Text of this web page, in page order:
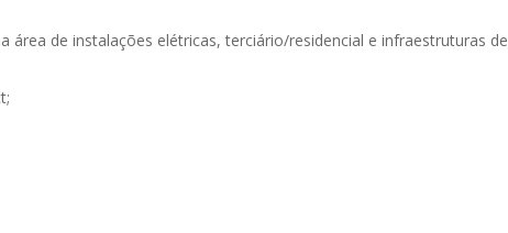
área de instalações elétricas, terciário/residencial e infraestruturas de